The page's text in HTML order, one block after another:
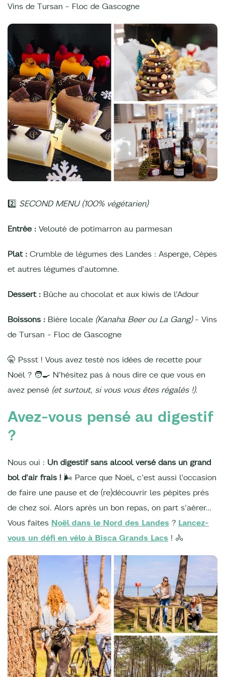
Vins de Tursan - Floc de Gascogne
2️⃣ SECOND MENU (100% végétarien)
Entrée : Velouté de potimarron au parmesan
Plat : Crumble de légumes des Landes : Asperge, Cèpes
et autres légumes d'automne.
Dessert : Bûche au chocolat et aux kiwis de l'Adour
Boissons : Bière locale (Kanaha Beer ou La Gang) - Vins
de Tursan - Floc de Gascogne
🤫 Pssst ! Vous avez testé nos idées de recette pour
Noël ? 🧑‍🍳 N’hésitez pas à nous dire ce que vous en
avez pensé (et surtout, si vous vous êtes régalés !).
Avez-vous pensé au digestif
?
Nous oui : Un digestif sans alcool versé dans un grand
bol d'air frais ! 🌬️ Parce que Noël, c’est aussi l’occasion
de faire une pause et de (re)découvrir les pépites près
de chez soi. Alors après un bon repas, on part s'aérer…
Vous faites Noël dans le Nord des Landes ? Lancez-
vous un défi en vélo à Bisca Grands Lacs ! 🚴